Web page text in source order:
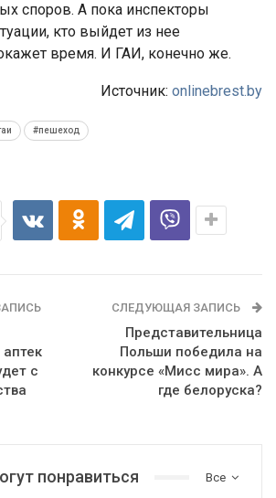
споров. А пока инспекторы
кто выйдет из нее
время. И ГАИ, конечно же.
Источник: onlinebrest.by
#пешеход
с
СЛЕДУЮЩАЯ ЗАПИСЬ
Представительница
Польши победила на
конкурсе «Мисс мира». А
где белоруска?
Все
понравиться